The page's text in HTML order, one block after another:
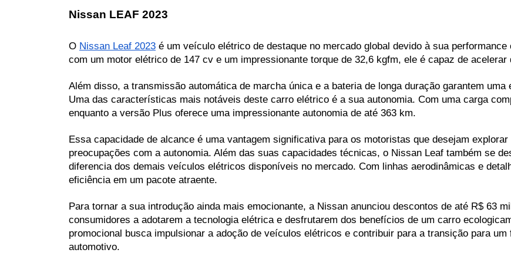
Nissan LEAF 2023
O Nissan Leaf 2023 é um veículo elétrico de destaque no mercado global devido à sua
com um motor elétrico de 147 cv e um impressionante torque de 32,6 kgfm, ele é capaz de
Além disso, a transmissão automática de marcha única e a bateria de longa duração garantem
Uma das características mais notáveis deste carro elétrico é a sua autonomia. Com uma carga
enquanto a versão Plus oferece uma impressionante autonomia de até 363 km.
Essa capacidade de alcance é uma vantagem significativa para os motoristas que desejam
preocupações com a autonomia. Além das suas capacidades técnicas, o Nissan Leaf também se
diferencia dos demais veículos elétricos disponíveis no mercado. Com linhas aerodinâmicas e
eficiência em um pacote atraente.
Para tornar a sua introdução ainda mais emocionante, a Nissan anunciou descontos de até R$ 63
consumidores a adotarem a tecnologia elétrica e desfrutarem dos benefícios de um carro
promocional busca impulsionar a adoção de veículos elétricos e contribuir para a transição para
automotivo.